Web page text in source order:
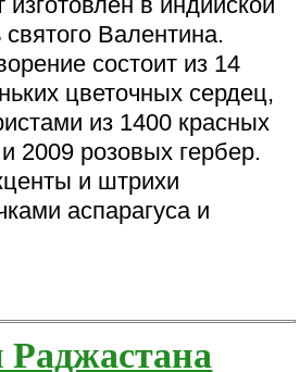
Валентина.
состоит из 14
цветочных сердец,
из 1400 красных
2009 розовых гербер.
и штрихи
аспарагуса и